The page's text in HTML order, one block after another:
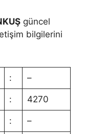
güncel
bilgilerini
: –
: 4270
: –